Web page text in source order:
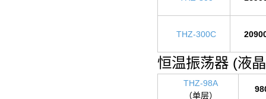
THZ-300C
恒温振荡器 (液
THZ-98A
（单层）